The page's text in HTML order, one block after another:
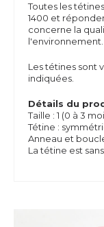
Toutes les
1400 et
concerne la
l'environnement.
Les tétines sont
indiquées.
Détails du
Taille : 1 (0 à 3
Tétine :
Anneau et
La tétine est